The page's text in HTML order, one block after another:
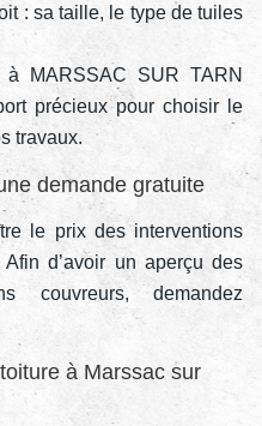
: sa taille, le type de tuiles
MARSSAC SUR TARN
précieux pour choisir le
travaux.
demande gratuite
le prix des interventions
d’avoir un aperçu des
couvreurs, demandez
à Marssac sur